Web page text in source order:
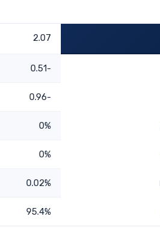
2.07
-0.51
-0.96
0%
0%
0.02%
95.4%